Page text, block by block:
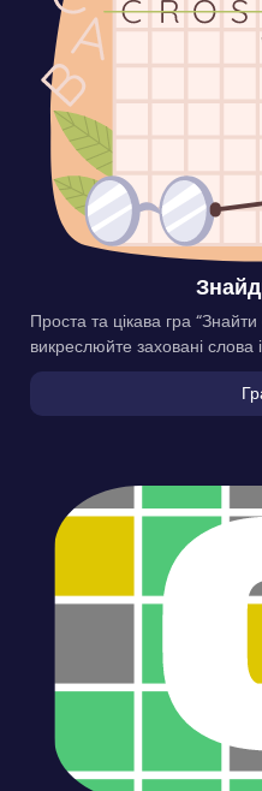
Проста та цікава гра
викреслюйте заховані слова